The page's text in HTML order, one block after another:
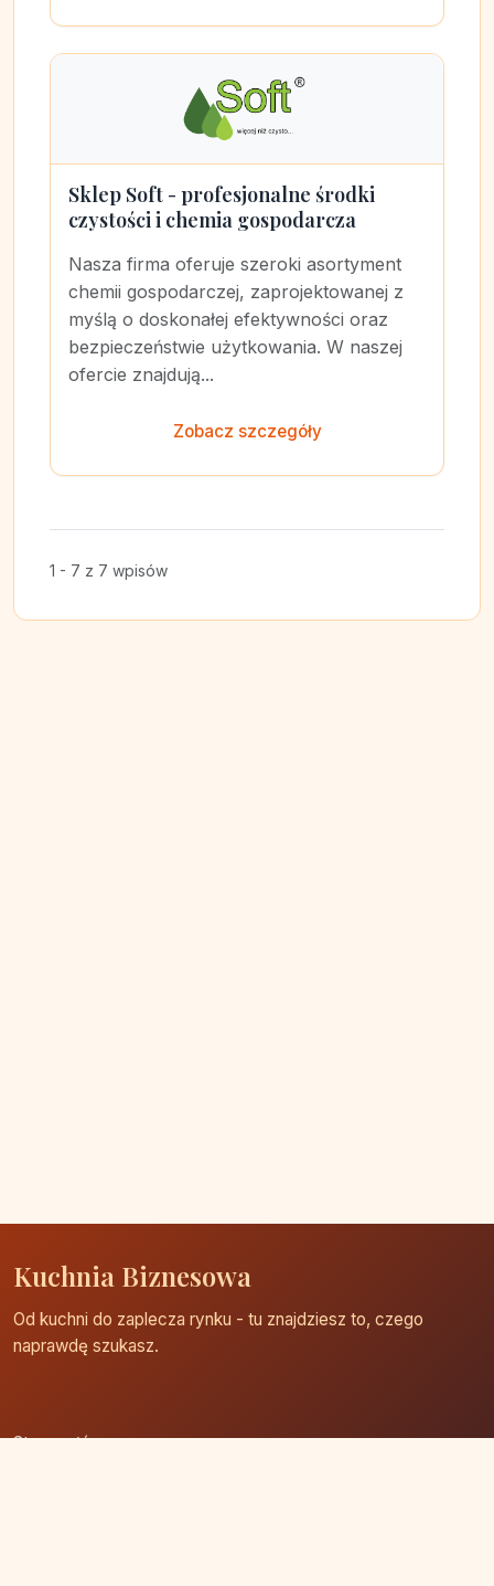
Sklep Soft - profesjonalne środki
czystości i chemia gospodarcza
Nasza firma oferuje szeroki asortyment
chemii gospodarczej, zaprojektowanej z
myślą o doskonałej efektywności oraz
bezpieczeństwie użytkowania. W naszej
ofercie znajdują...
Zobacz szczegóły
1 - 7 z 7 wpisów
Kuchnia Biznesowa
Od kuchni do zaplecza rynku - tu znajdziesz to, czego
naprawdę szukasz.
Strona główna